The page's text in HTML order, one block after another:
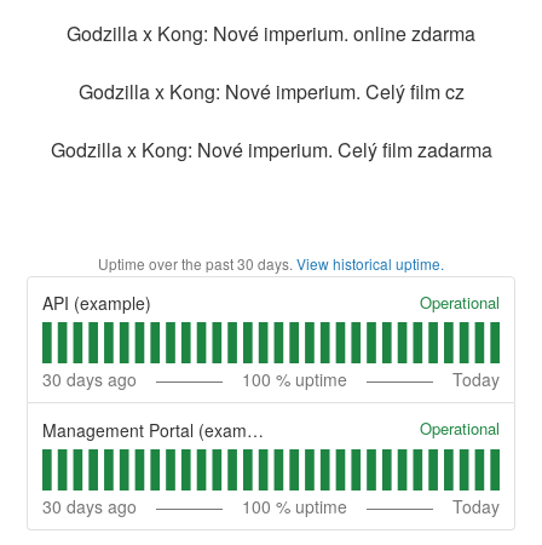
Godzilla x Kong: Nové imperium. online zdarma
Godzilla x Kong: Nové imperium. Celý film cz
Godzilla x Kong: Nové imperium. Celý film zadarma
Uptime over the past30 days. View historical uptime.
API (example) Operational
30 days ago 100 % uptime Today
Management Portal (example) Operational
30 days ago 100 % uptime Today